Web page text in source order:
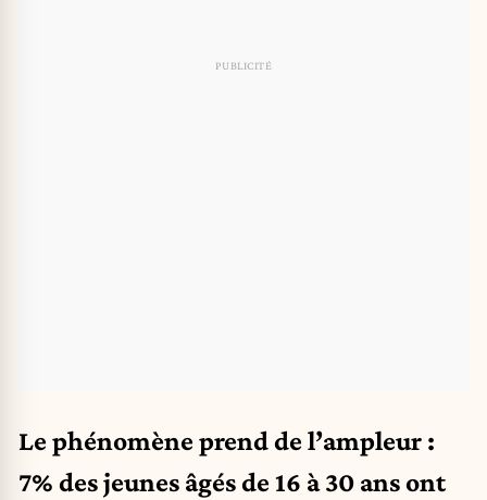
Le phénomène prend de l’ampleur :
7% des jeunes âgés de 16 à 30 ans ont